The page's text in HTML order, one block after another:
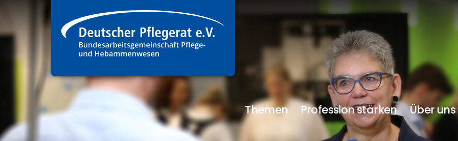
Themen Profession stärken Über uns